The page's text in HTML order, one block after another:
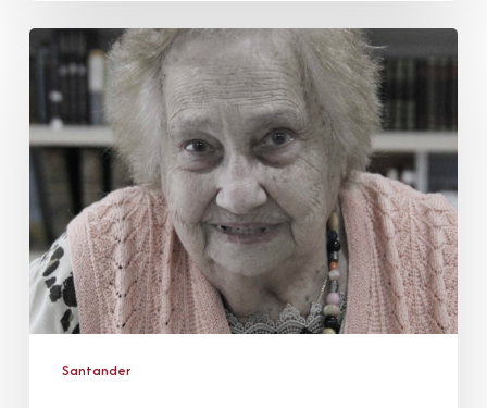
Antonia
Calderón
Laredo
Santander